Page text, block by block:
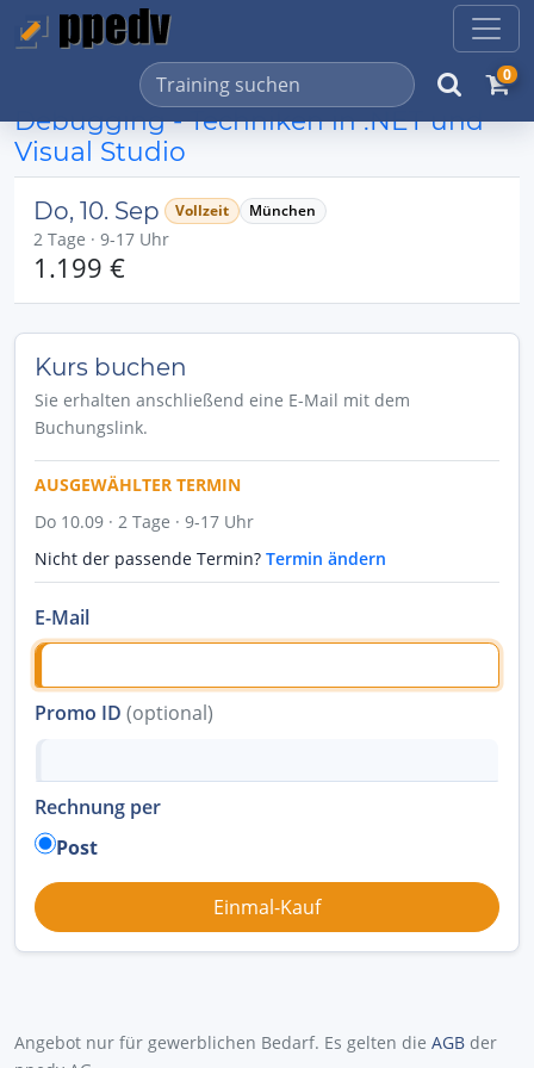
0
Debugging - Techniken in .NET und
Visual Studio
Do, 10. Sep Vollzeit München
2 Tage · 9-17 Uhr
1.199 €
Kurs buchen
Sie erhalten anschließend eine E-Mail mit dem
Buchungslink.
AUSGEWÄHLTER TERMIN
Do 10.09 · 2 Tage · 9-17 Uhr
Nicht der passende Termin? Termin ändern
E-Mail
Promo ID (optional)
Rechnung per
Post
Angebot nur für gewerblichen Bedarf. Es gelten die AGB der